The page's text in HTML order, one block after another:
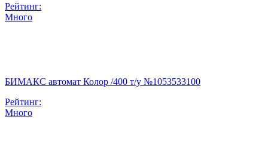
Рейтинг:
Много
БИМАКС автомат Колор /400 т/у №1053533100
Рейтинг:
Много